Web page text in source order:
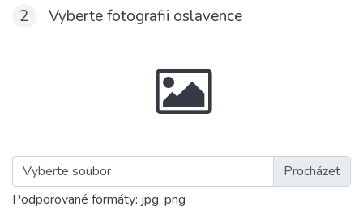
2 Vyberte fotografii oslavence
Vyberte soubor
Podporované formáty: jpg, png